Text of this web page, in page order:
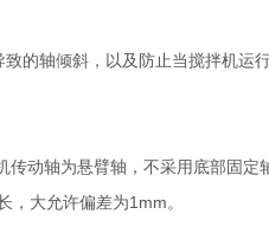
的轴倾斜，以及防止当搅拌机运
动轴为悬臂轴，不采用底部固
，大允许偏差为1mm。